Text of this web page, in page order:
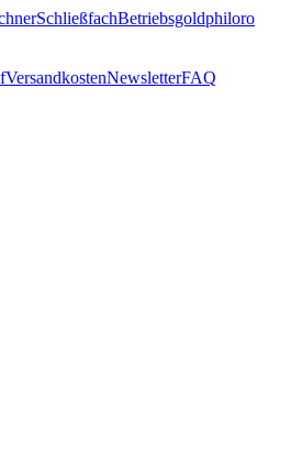
SchließfachBetriebsgoldphiloro
VersandkostenNewsletterFAQ